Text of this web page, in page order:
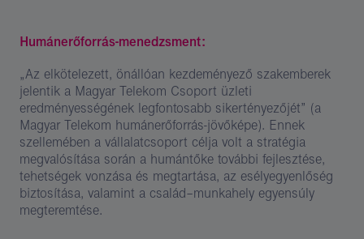
Humánerőforrás-menedzsment:
„Az elkötelezett, önállóan kezdeményező szakemberek
jelentik a Magyar Telekom Csoport üzleti
eredményességének legfontosabb sikertényezőjét” (a
Magyar Telekom humánerőforrás-jövőképe). Ennek
szellemében a vállalatcsoport célja volt a stratégia
megvalósítása során a humántőke további fejlesztése,
tehetségek vonzása és megtartása, az esélyegyenlőség
biztosítása, valamint a család–munkahely egyensúly
megteremtése.